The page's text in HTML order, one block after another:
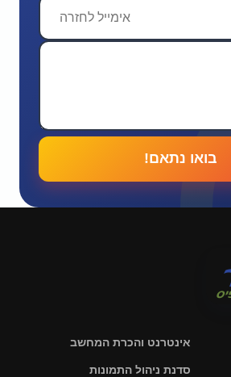
בואו נתאם!
אינטרנט והכרת המחשב
סדנת ניהול התמונות